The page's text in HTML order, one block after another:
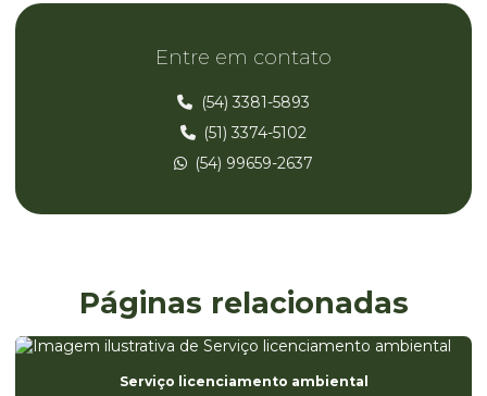
Cadastro ambiental rural car
Consultoria ambiental
Consultoria ambiental parana
Consultoria ambiental rio grande do sul
Consultoria ambiental rs
Consultoria ambiental santa catarina
Consultoria e licenciamento ambiental
Entre em contato
(54) 3381-5893
(51) 3374-5102
(54) 99659-2637
Páginas relacionadas
Serviço licenciamento ambiental